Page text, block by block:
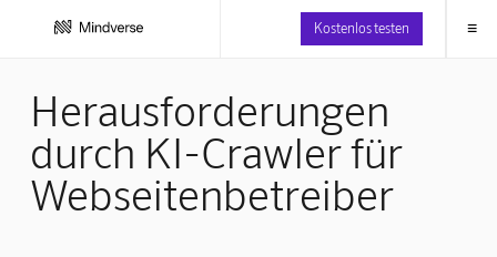
Kostenlos testen ≡
Herausforderungen
durch KI-Crawler für
Webseitenbetreiber